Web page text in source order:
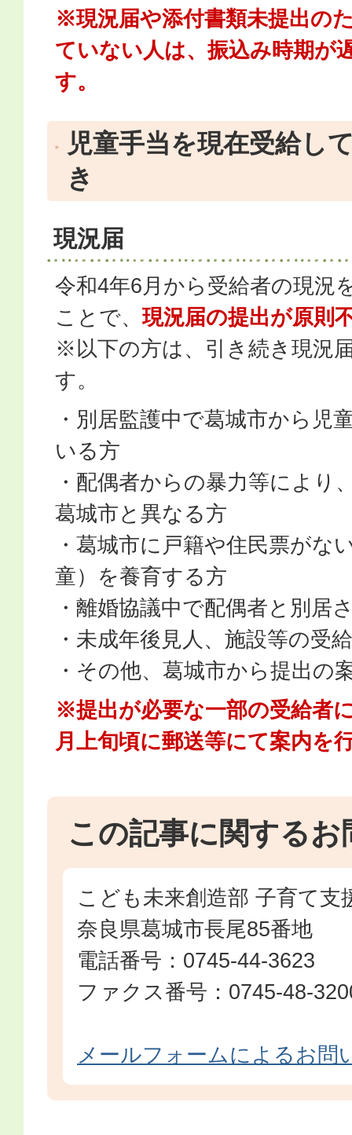
※現況届や添付書類未提出の
ていない人は、振込み時期が
す。
児童手当を現在受給し
き
現況届
令和4年6月から受給者の現況
ことで、現況届の提出が原則
※以下の方は、引き続き現況
す。
・別居監護中で葛城市から児
いる方
・配偶者からの暴力等により
葛城市と異なる方
・葛城市に戸籍や住民票がな
童）を養育する方
・離婚協議中で配偶者と別居
・未成年後見人、施設等の受
・その他、葛城市から提出の
※提出が必要な一部の受給者
月上旬頃に郵送等にて案内を
この記事に関するお
こども未来創造部 子育て支
奈良県葛城市長尾85番地
電話番号：0745-44-3623
ファクス番号：0745-48-
メールフォームによるお問